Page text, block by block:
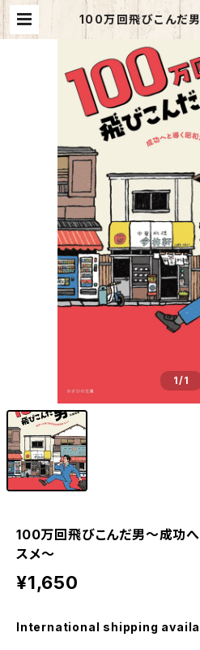
100万回飛びこんだ男
昭和流仕事術のス
1/1
100万回飛びこんだ男～成功
スメ～
¥1,650
International shipping